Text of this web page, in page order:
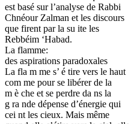
est basé sur l’analyse de Rabbi
Chnéour Zalman et les discours
que firent par la su ite les
Rebbéim ‘Habad.
La flamme:
des aspirations paradoxales
La fla m me s’ é tire vers le haut
com me pour se libérer de la
m è che et se perdre da ns la
g ra nde dépense d’énergie qui
cei nt les cieux. Mais même